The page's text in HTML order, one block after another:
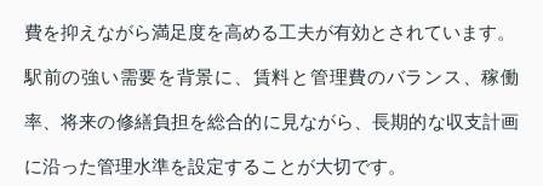
費を抑えながら満足度を高める工夫が有効とされています。
駅前の強い需要を背景に、賃料と管理費のバランス、稼働
率、将来の修繕負担を総合的に見ながら、長期的な収支計画
に沿った管理水準を設定することが大切です。